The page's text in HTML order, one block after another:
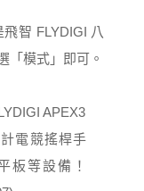
智 FLYDIGI 八
「模式」即可。